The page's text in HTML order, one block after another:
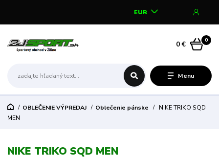
Menu
EUR
0
0 €
OBLEČENIE VÝPREDAJ Oblečenie pánske
NIKE TRIKO SQD
MEN
NIKE TRIKO SQD MEN